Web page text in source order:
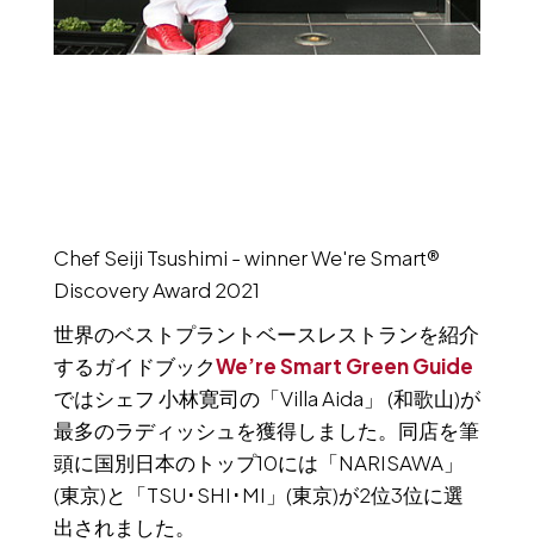
Chef Seiji Tsushimi - winner We're Smart®
Discovery Award 2021
世界のベストプラントベースレストランを紹介
するガイドブックWe’re Smart Green Guide
ではシェフ 小林寛司の「Villa Aida」 (和歌山)が
最多のラディッシュを獲得しました。同店を筆
頭に国別日本のトップ10には「NARISAWA」
(東京)と「TSU･SHI･MI」(東京)が2位3位に選
出されました。